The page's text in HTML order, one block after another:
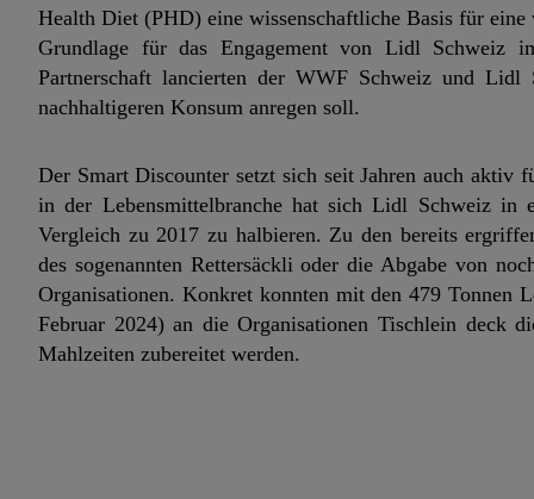
Health Diet (PHD) eine wissenschaftliche Basis für
Grundlage für das Engagement von Lidl Schweiz
Partnerschaft lancierten der WWF Schweiz und Lidl
nachhaltigeren Konsum anregen soll.
Der Smart Discounter setzt sich seit Jahren auch aktiv
in der Lebensmittelbranche hat sich Lidl Schweiz in
Vergleich zu 2017 zu halbieren. Zu den bereits
des sogenannten Rettersäckli oder die Abgabe von
Organisationen. Konkret konnten mit den 479 Tonnen
Februar 2024) an die Organisationen Tischlein deck
Mahlzeiten zubereitet werden.